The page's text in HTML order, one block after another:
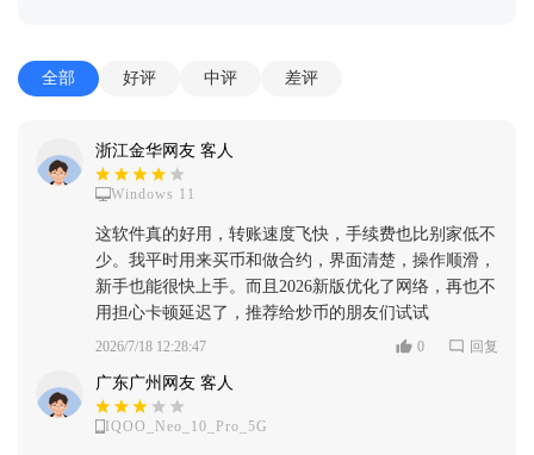
全部 好评 中评 差评
浙江金华网友 客人
Windows 11
这软件真的好用，转账速度飞快，手续费也比别家低不
少。我平时用来买币和做合约，界面清楚，操作顺滑，
新手也能很快上手。而且2026新版优化了网络，再也不
用担心卡顿延迟了，推荐给炒币的朋友们试试
2026/7/18 12:28:47 0 回复
广东广州网友 客人
IQOO_Neo_10_Pro_5G